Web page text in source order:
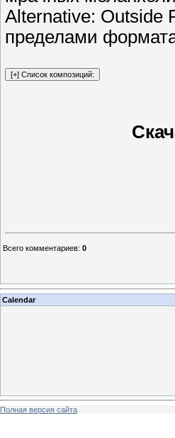
Alternative: Outside
пределами
Всего комментариев: 0
Calendar
Полная версия сайта